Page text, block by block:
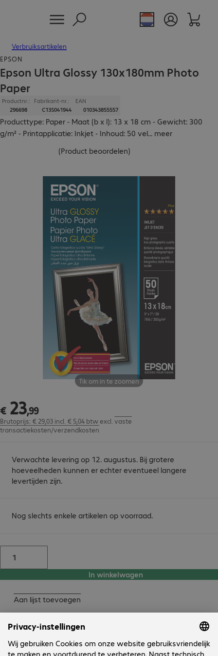
Verbruiksartikelen
Tik om in te zoomen
EPSON
Epson Ultra Glossy 130x180mm Photo
Paper
Productnr.:
296698
Fabrikant-nr.:
C13S041944
EAN
010343855557
Producttype: Paper - Maat (b x l): 13 x 18 cm - Gewicht: 300
g/m² - Printapplicatie: Inkjet - Inhoud: 50 vel... meer
(Product beoordelen)
€ 23,99
€ 23,99
Brutoprijs: € 29,03 incl. € 5,04 btw excl. vaste
transactiekosten/verzendkosten
Verwachte levering op 12. augustus. Bij grotere
hoeveelheden kunnen er echter eventueel langere
levertijden zijn.
Nog slechts enkele artikelen op voorraad.
In winkelwagen
Aan lijst toevoegen
Productbeschrijving
Ultra-glossy photo paper